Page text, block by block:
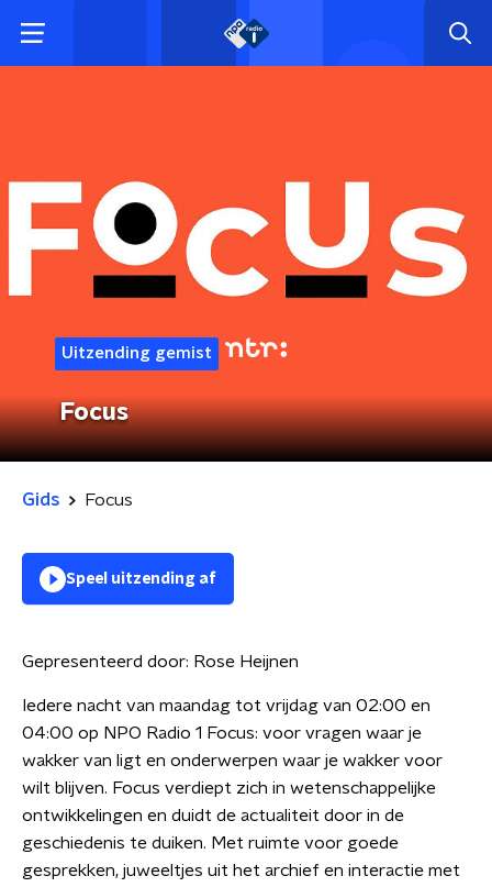
Uitzending gemist
Focus
Gids Focus
Speel uitzending af
Gepresenteerd door: Rose Heijnen
Iedere nacht van maandag tot vrijdag van 02:00 en
04:00 op NPO Radio 1 Focus: voor vragen waar je
wakker van ligt en onderwerpen waar je wakker voor
wilt blijven. Focus verdiept zich in wetenschappelijke
ontwikkelingen en duidt de actualiteit door in de
geschiedenis te duiken. Met ruimte voor goede
gesprekken, juweeltjes uit het archief en interactie met